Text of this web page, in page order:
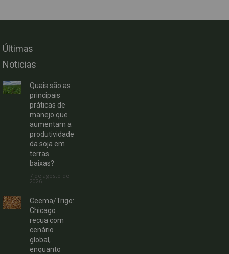
Últimas
Noticias
Quais são as
principais
práticas de
manejo que
aumentam a
produtividade
da soja em
terras
baixas?
7 de agosto de
2026
Ceema/Trigo:
Chicago
recua com
cenário
global,
enquanto